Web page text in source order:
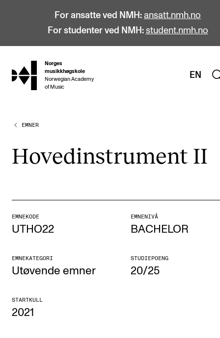
For ansatte ved NMH: ansatt.nmh.no
For studenter ved NMH: student.nmh.no
hjem
Norges
musikkhøgskole
Norwegian Academy
of Music
EN
STUDIER
Bachelor
Doktorgrad
Årsstudium og videreutdanning
Etterutdanning og kurs
Søknad og opptak
EMNER
Hoved­in­stru­ment II
EMNEKODE
UTHO22
EMNENIVÅ
BACHELOR
EMNEKATEGORI
Utøvende emner
STUDIEPOENG
20/25
STARTKULL
2021